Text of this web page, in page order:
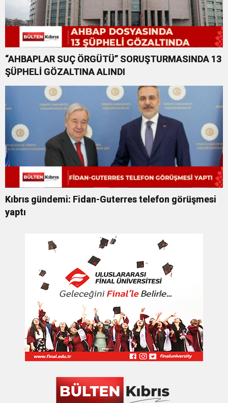
“AHBAPLAR SUÇ ÖRGÜTÜ” SORUŞTURMASINDA 13
ŞÜPHELİ GÖZALTINA ALINDI
Kıbrıs gündemi: Fidan-Guterres telefon görüşmesi
yaptı